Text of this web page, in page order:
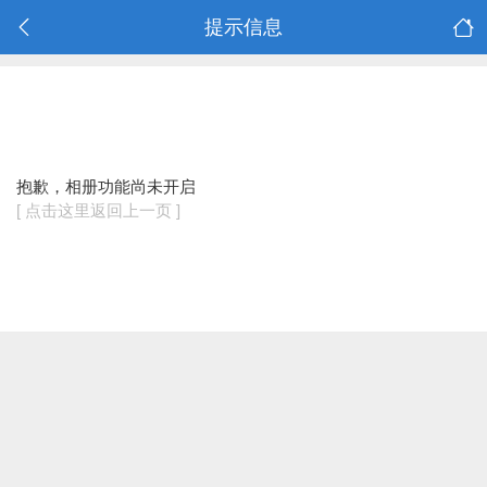
提示信息
抱歉，相册功能尚未开启
[ 点击这里返回上一页 ]